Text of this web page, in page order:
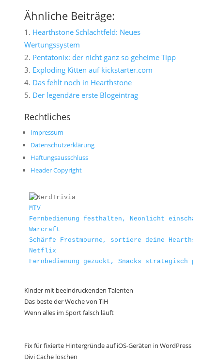
Ähnliche Beiträge:
Hearthstone Schlachtfeld: Neues
Wertungssystem
Pentatonix: der nicht ganz so geheime Tipp
Exploding Kitten auf kickstarter.com
Das fehlt noch in Hearthstone
Der legendäre erste Blogeintrag
Rechtliches
Impressum
Datenschutzerklärung
Haftungsausschluss
Header Copyright
MTV
Fernbedienung festhalten, Neonlicht
Warcraft
Schärfe Frostmourne, sortiere deine
Netflix
Fernbedienung gezückt, Snacks strategisch
Kinder mit beeindruckenden Talenten
Das beste der Woche von TiH
Wenn alles im Sport falsch läuft
Fix für fixierte Hintergründe auf iOS-Geräten in WordPress
Divi Cache löschen